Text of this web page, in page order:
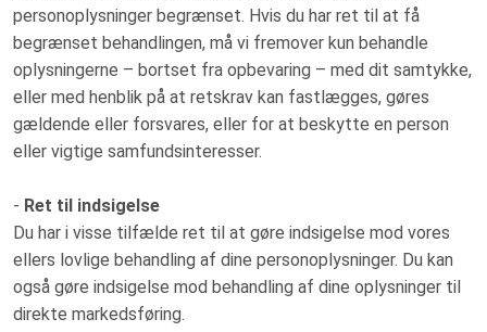
personoplysninger begrænset. Hvis du har ret til at få
begrænset behandlingen, må vi fremover kun behandle
oplysningerne – bortset fra opbevaring – med dit samtykke,
eller med henblik på at retskrav kan fastlægges, gøres
gældende eller forsvares, eller for at beskytte en person
eller vigtige samfundsinteresser.
- Ret til indsigelse
Du har i visse tilfælde ret til at gøre indsigelse mod vores
ellers lovlige behandling af dine personoplysninger. Du kan
også gøre indsigelse mod behandling af dine oplysninger til
direkte markedsføring.